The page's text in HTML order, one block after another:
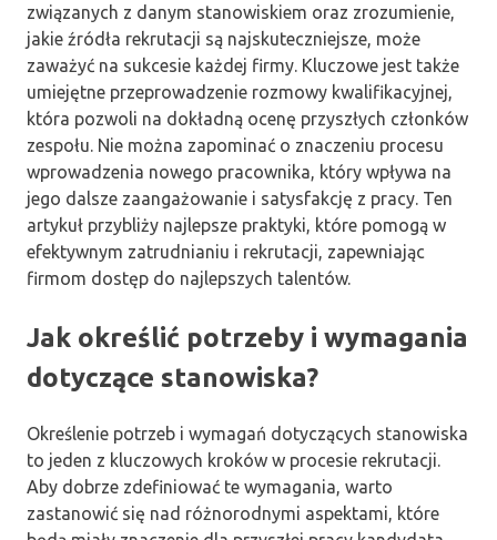
związanych z danym stanowiskiem oraz zrozumienie,
jakie źródła rekrutacji są najskuteczniejsze, może
zaważyć na sukcesie każdej firmy. Kluczowe jest także
umiejętne przeprowadzenie rozmowy kwalifikacyjnej,
która pozwoli na dokładną ocenę przyszłych członków
zespołu. Nie można zapominać o znaczeniu procesu
wprowadzenia nowego pracownika, który wpływa na
jego dalsze zaangażowanie i satysfakcję z pracy. Ten
artykuł przybliży najlepsze praktyki, które pomogą w
efektywnym zatrudnianiu i rekrutacji, zapewniając
firmom dostęp do najlepszych talentów.
Jak określić potrzeby i wymagania
dotyczące stanowiska?
Określenie potrzeb i wymagań dotyczących stanowiska
to jeden z kluczowych kroków w procesie rekrutacji.
Aby dobrze zdefiniować te wymagania, warto
zastanowić się nad różnorodnymi aspektami, które